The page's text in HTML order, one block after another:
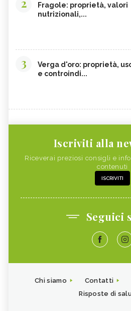
2
Fragole: proprietà, valori
nutrizionali,...
3
Verga d'oro: proprietà,
e controindi...
Iscriviti alla
Riceverai preziosi consigli e
contenuti
ISCRIVITI
Seguici
Chi siamo Contatti
Risposte di